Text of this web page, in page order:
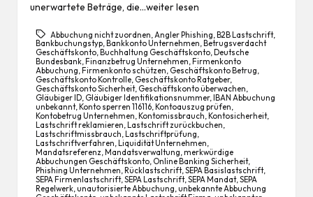
unerwartete Beträge, die…weiter lesen
Tags:
Abbuchung nicht zuordnen Angler Phishing B2B Lastschrift,
Bankbuchungstyp, Bankkonto Unternehmen, Betrugsverdacht
Geschäftskonto, Buchhaltung Geschäftskonto, Deutsche
Bundesbank, Finanzbetrug Unternehmen, Firmenkonto
Abbuchung, Firmenkonto schützen, Geschäftskonto Betrug,
Geschäftskonto Kontrolle, Geschäftskonto Ratgeber,
Geschäftskonto Sicherheit, Geschäftskonto überwachen,
Gläubiger ID, Gläubiger Identifikationsnummer, IBAN Abbuchung
unbekannt, Konto sperren 116116, Kontoauszug prüfen,
Kontobetrug Unternehmen, Kontomissbrauch, Kontosicherheit,
Lastschrift reklamieren, Lastschrift zurückbuchen,
Lastschriftmissbrauch, Lastschriftprüfung,
Lastschriftverfahren, Liquidität Unternehmen,
Mandatsreferenz, Mandatsverwaltung,merkwürdige
Abbuchungen Geschäftskonto, Online Banking Sicherheit,
Phishing Unternehmen, Rücklastschrift,SEPA Basislastschrift,
SEPA Firmenlastschrift,SEPA Lastschrift,SEPA Mandat,SEPA
Regelwerk,unautorisierte Abbuchung,unbekannte Abbuchung